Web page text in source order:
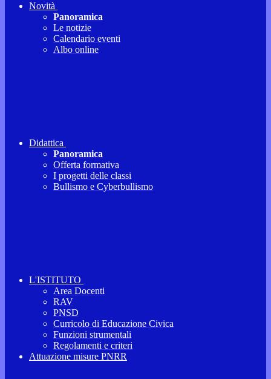
Novità
Panoramica
Le notizie
Calendario eventi
Albo online
Didattica
Panoramica
Offerta formativa
I progetti delle classi
Bullismo e Cyberbullismo
L'ISTITUTO
Area Docenti
RAV
PNSD
Curricolo di Educazione Civica
Funzioni strumentali
Regolamenti e criteri
Attuazione misure PNRR